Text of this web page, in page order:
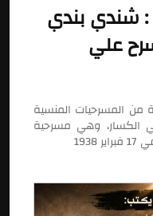
: شندي بندي
علي
المسرحيات المنسية
الكسار، وهي مسرحية